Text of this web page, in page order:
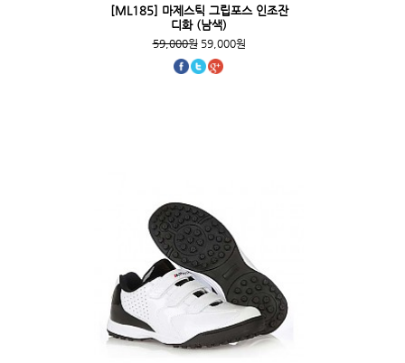
[ML185] 마제스틱 그립포스 인조잔
디화 (남색)
59,000원59,000원